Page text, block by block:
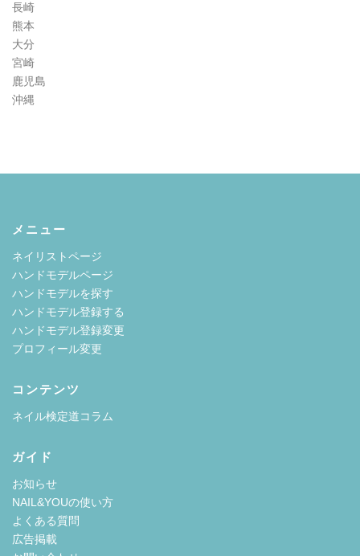
長崎
熊本
大分
宮崎
鹿児島
沖縄
メニュー
ネイリストページ
ハンドモデルページ
ハンドモデルを探す
ハンドモデル登録する
ハンドモデル登録変更
プロフィール変更
コンテンツ
ネイル検定道コラム
ガイド
お知らせ
NAIL&YOUの使い方
よくある質問
広告掲載